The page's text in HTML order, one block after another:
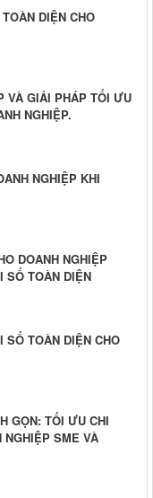
DIỆN CHO
VÀ GIẢI PHÁP TỐI ƯU
NGHIỆP.
NGHIỆP KHI
DOANH NGHIỆP
SỐ TOÀN DIỆN
SỐ TOÀN DIỆN CHO
GỌN: TỐI ƯU CHI
NGHIỆP SME VÀ